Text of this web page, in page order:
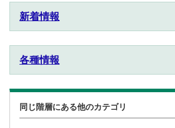
新着情報
各種情報
同じ階層にある他のカテゴリ